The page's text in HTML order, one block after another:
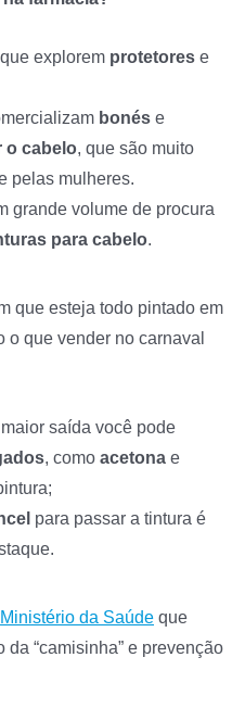
que explorem protetores e
bonés e
o cabelo, que são muito
pelas mulheres.
grande volume de procura
para cabelo.
que esteja todo pintado em
o que vender no carnaval
saída você pode
, como acetona e
para passar a tintura é
Ministério da Saúde que
“camisinha” e prevenção